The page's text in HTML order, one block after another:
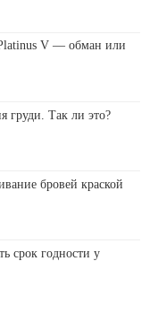
Platinus V — обман или
груди. Так ли это?
бровей краской
срок годности у